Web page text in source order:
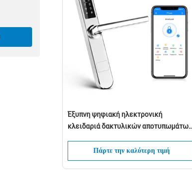
Έξυπνη ψηφιακή ηλεκτρονική
κλειδαριά δακτυλικών αποτυπωμάτων
Bluetooth ασφάλειας
Πάρτε την καλύτερη τιμή